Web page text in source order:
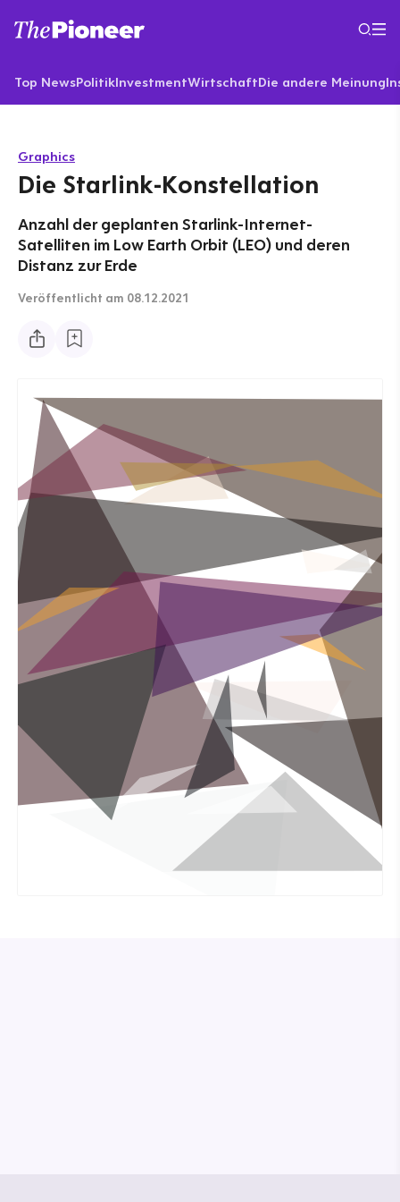
Top NewsPolitikInvestmentWirtschaftDie andere Meinung
Graphics
Die Starlink-Konstellation
Anzahl der geplanten Starlink-Internet-
Satelliten im Low Earth Orbit (LEO) und deren
Distanz zur Erde
Veröffentlicht am 08.12.2021